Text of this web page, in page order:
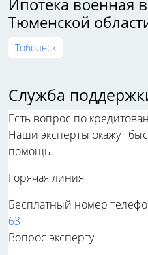
Ипотека военная
Тюменской
Тобольск
Служба
Есть вопрос по
Наши эксперты окажут
помощь.
Горячая линия
Бесплатный номер
63
Вопрос эксперту